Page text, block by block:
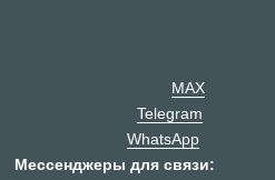
WhatsApp
Telegram
MAX
Мессенджеры для связи: